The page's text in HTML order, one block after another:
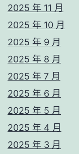
2025 年 11 月
2025 年 10 月
2025 年 9 月
2025 年 8 月
2025 年 7 月
2025 年 6 月
2025 年 5 月
2025 年 4 月
2025 年 3 月